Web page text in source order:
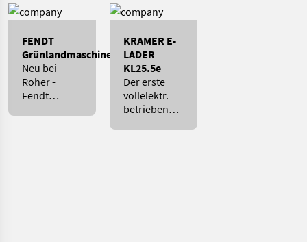
FENDT
Grünlandmaschinen
Neu bei
Roher -
Fendt
Grünfuttererntemaschinen
KRAMER E-
LADER
KL25.5e
Der erste
vollelektr.
betriebene